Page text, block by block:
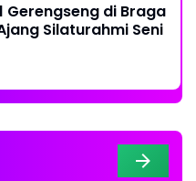
Gerengseng di Braga
Silaturahmi Seni